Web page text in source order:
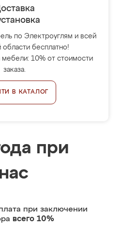
по Электроуглям и всей
области бесплатно!
10% от стоимости
заказа.
В КАТАЛОГ
при
при заключении
всего 10%